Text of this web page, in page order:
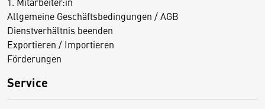
Allgemeine Geschäftsbedingungen / AGB
Dienstverhältnis beenden
Exportieren / Importieren
Förderungen
Service